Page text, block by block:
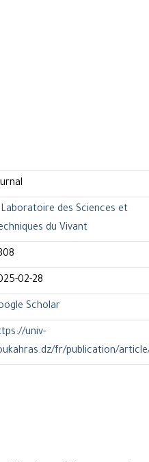
Laboratoire des Sciences et
du Vivant
02-28
Scholar
univ-
fr/publication/